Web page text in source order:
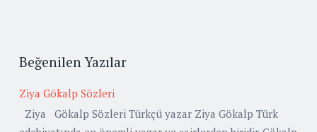
Beğenilen Yazılar
Ziya Gökalp Sözleri
Ziya Gökalp Sözleri Türkçü yazar Ziya Gökalp Türk